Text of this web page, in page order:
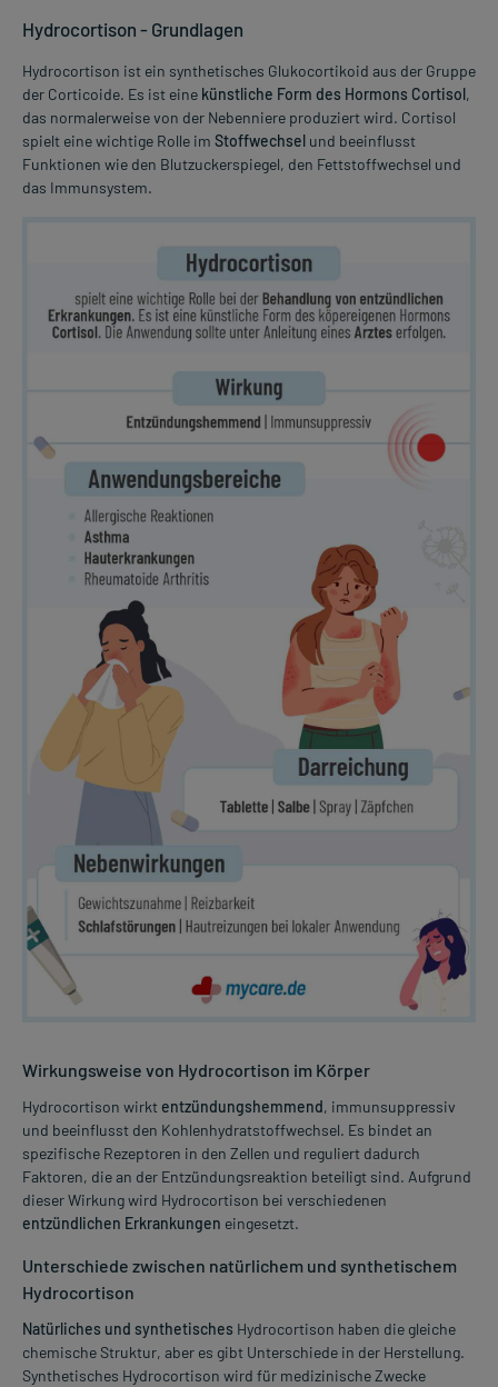
Hydrocortison - Grundlagen
Hydrocortison ist ein synthetisches Glukocortikoid aus der Gruppe
der Corticoide. Es ist eine künstliche Form des Hormons Cortisol,
das normalerweise von der Nebenniere produziert wird. Cortisol
spielt eine wichtige Rolle im Stoffwechsel und beeinflusst
Funktionen wie den Blutzuckerspiegel, den Fettstoffwechsel und
das Immunsystem.
Wirkungsweise von Hydrocortison im Körper
Hydrocortison wirktentzündungshemmend, immunsuppressiv
und beeinflusst den Kohlenhydratstoffwechsel. Es bindet an
spezifische Rezeptoren in den Zellen und reguliert dadurch
Faktoren, die an der Entzündungsreaktion beteiligt sind. Aufgrund
dieser Wirkung wird Hydrocortison bei verschiedenen
entzündlichen Erkrankungen eingesetzt.
Unterschiede zwischen natürlichem und synthetischem
Hydrocortison
Natürliches und synthetisches Hydrocortison haben die gleiche
chemische Struktur, aber es gibt Unterschiede in der Herstellung.
Synthetisches Hydrocortison wird für medizinische Zwecke